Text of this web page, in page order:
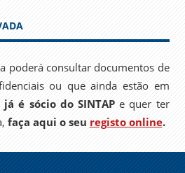
poderá consultar documentos de
ou que ainda estão em
já é sócio do SINTAPe quer ter
faça aqui o seu registo online.